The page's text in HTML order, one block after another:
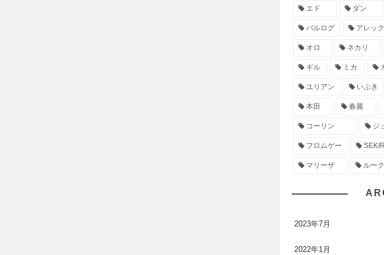
エド ダン
バルログ アレッ
オロ ネカリ
ギル ミカ
ユリアン いぶき
本田 春麗
コーリン ジ
フロムゲー
マリーザ ルーク
2023年7月
2022年1月